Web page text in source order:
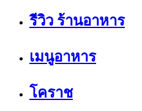
รีวิว ร้านอาหาร
เมนูอาหาร
โคราช